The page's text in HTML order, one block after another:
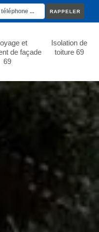
et
de façade
69
Isolation de
toiture 69